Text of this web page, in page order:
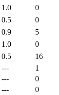
1.0
0
0.5
0
0.9
5
1.0
0
0.5
16
---
1
---
0
---
0